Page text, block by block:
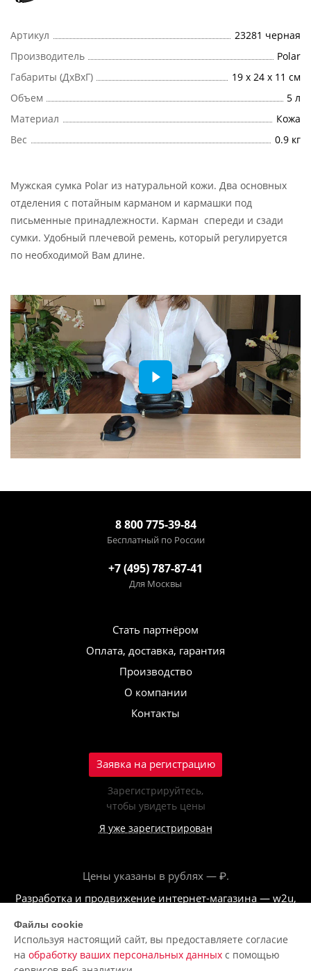
Артикул
23281 черная
Производитель
Polar
Габариты (ДхВхГ)
19 x 24 х 11 см
Объем
5 л
Материал
Кожа
Вес
0.9 кг
Мужская сумка Polar из натуральной кожи. Два основных
отделения с потайным карманом и кармашки под
письменные принадлежности. Карман спереди и сзади
сумки. Удобный плечевой ремень, который регулируется
по необходимой Вам длине.
8 800 775-39-84
Бесплатный по России
+7 (495) 787-87-41
Для Москвы
Стать партнёром
Оплата, доставка, гарантия
Производство
О компании
Контакты
Заявка на регистрацию
Зарегистрируйтесь,
чтобы увидеть цены
Я уже зарегистрирован
Цены указаны в рублях — ₽.
Разработка и продвижение интернет-магазина — w2u,
© ООО «Полар центр», 2026
Пользовательское соглашение
Файлы cookie
Используя настоящий сайт, вы предоставляете согласие
на обработку ваших персональных данных с помощью